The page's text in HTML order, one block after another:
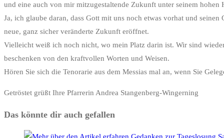
und eine auch von mir mitzugestaltende Zukunft unter seinem
Ja, ich glaube daran, dass Gott mit uns noch etwas vorhat und
neue, ganz sicher veränderte Zukunft eröffnet.
Vielleicht weiß ich noch nicht, wo mein Platz darin ist. Wir sind
beschenken von den kraftvollen Worten und Weisen.
Hören Sie sich die Tenorarie aus dem Messias mal an, wenn Sie
Getröstet grüßt Ihre Pfarrerin Andrea Stangenberg-Wingerning
Das könnte dir auch gefallen